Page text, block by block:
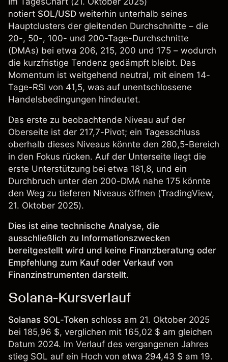
notiert SOL/USD weiterhin unterhalb seines
Hauptclusters der gleitenden Durchschnitte – die
20-, 50-, 100- und 200-Tage-Durchschnitte
(DMAs) bei etwa 206, 215, 200 und 175 – wodurch
die kurzfristige Tendenz gedämpft bleibt. Das
Momentum ist weitgehend neutral, mit einem 14-
Tage-RSI von 41,5, was auf unentschlossene
Handelsbedingungen hindeutet.
Das erste zu beobachtende Niveau auf der
Oberseite ist der 217,7-Pivot; ein Tagesschluss
oberhalb dieses Niveaus könnte den 280,5-Bereich
in den Fokus rücken. Auf der Unterseite liegt die
erste Unterstützung bei etwa 181,8, und ein
Durchbruch unter den 200-DMA nahe 175 könnte
den Weg zu tieferen Niveaus öffnen (TradingView,
21. Oktober 2025).
Dies ist eine technische Analyse, die
ausschließlich zu Informationszwecken
bereitgestellt wird und keine Finanzberatung oder
Empfehlung zum Kauf oder Verkauf von
Finanzinstrumenten darstellt.
Solana-Kursverlauf
Solanas SOL-Token schloss am 21. Oktober 2025
bei 185,96 $, verglichen mit 165,02 $ am gleichen
Datum 2024. Im Verlauf des vergangenen Jahres
stieg SOL auf ein Hoch von etwa 294,43 $ am 19.